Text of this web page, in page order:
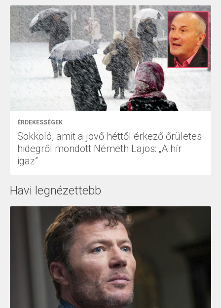
ÉRDEKESSÉGEK
Sokkoló, amit a jövő héttől érkező őrületes
hidegről mondott Németh Lajos: „A hír
igaz”
Havi legnézettebb